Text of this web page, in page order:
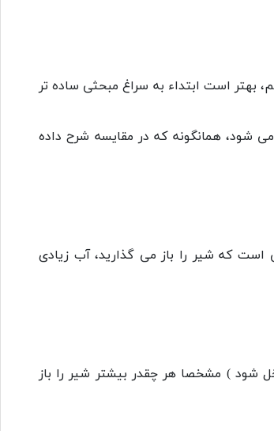
بهتر است ابتداء به سراغ مبحثی ساده تر
شود، همانگونه که در مقایسه شرح داده
است که شیر را باز می گذارید، آب زیادی
شود ) مشخصا هر چقدر بیشتر شیر را باز